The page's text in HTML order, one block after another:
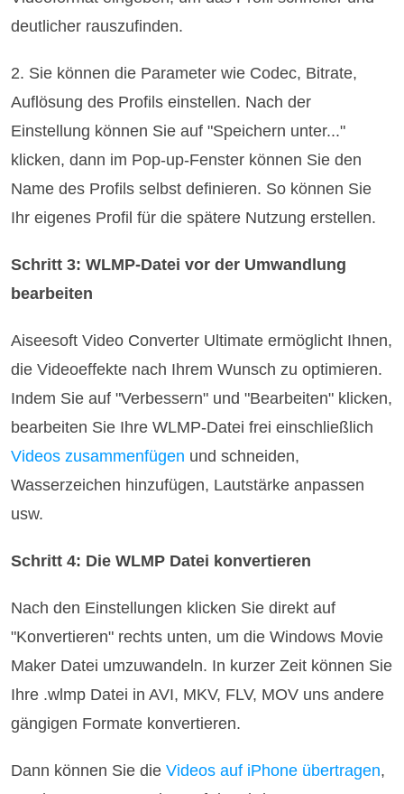
deutlicher rauszufinden.
2. Sie können die Parameter wie Codec, Bitrate,
Auflösung des Profils einstellen. Nach der
Einstellung können Sie auf "Speichern unter..."
klicken, dann im Pop-up-Fenster können Sie den
Name des Profils selbst definieren. So können Sie
Ihr eigenes Profil für die spätere Nutzung erstellen.
Schritt 3: WLMP-Datei vor der Umwandlung
bearbeiten
Aiseesoft Video Converter Ultimate ermöglicht Ihnen,
die Videoeffekte nach Ihrem Wunsch zu optimieren.
Indem Sie auf "Verbessern" und "Bearbeiten" klicken,
bearbeiten Sie Ihre WLMP-Datei frei einschließlich
Videos zusammenfügen und schneiden,
Wasserzeichen hinzufügen, Lautstärke anpassen
usw.
Schritt 4: Die WLMP Datei konvertieren
Nach den Einstellungen klicken Sie direkt auf
"Konvertieren" rechts unten, um die Windows Movie
Maker Datei umzuwandeln. In kurzer Zeit können Sie
Ihre .wlmp Datei in AVI, MKV, FLV, MOV uns andere
gängigen Formate konvertieren.
Dann können Sie dieVideos auf iPhone übertragen,